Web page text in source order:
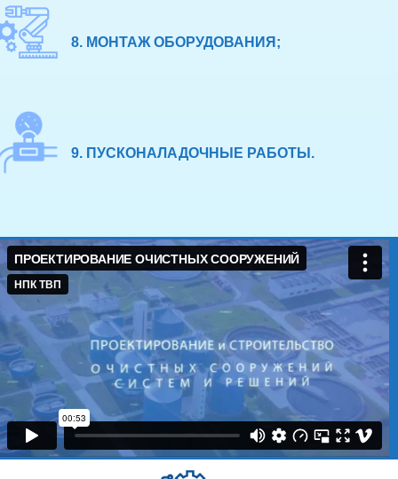
8. МОНТАЖ ОБОРУДОВАНИЯ;
9. ПУСКОНАЛАДОЧНЫЕ РАБОТЫ.